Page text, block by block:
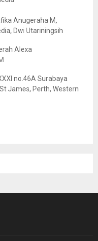
Anugeraha M,
Dwi Utariningsih
Alexa
no.46A Surabaya
James, Perth, Western